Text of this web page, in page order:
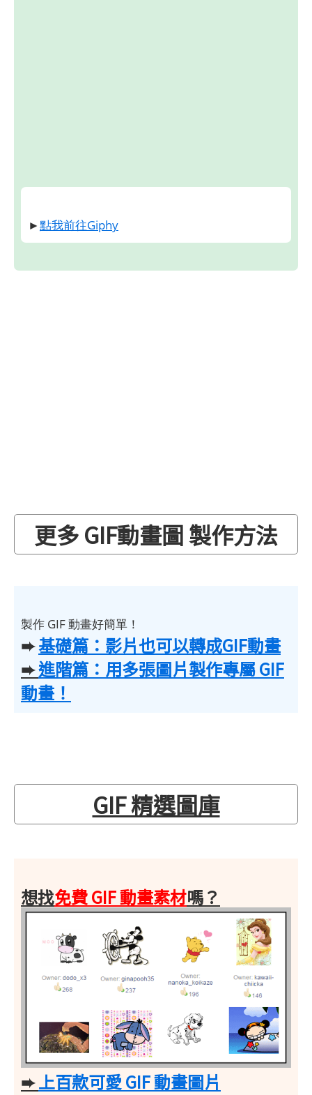
►點我前往Giphy
更多 GIF動畫圖 製作方法
製作 GIF 動畫好簡單！
➨基礎篇：影片也可以轉成GIF動畫
➨進階篇：用多張圖片製作專屬 GIF
動畫！
GIF 精選圖庫
想找免費 GIF 動畫素材嗎？
➨上百款可愛 GIF 動畫圖片